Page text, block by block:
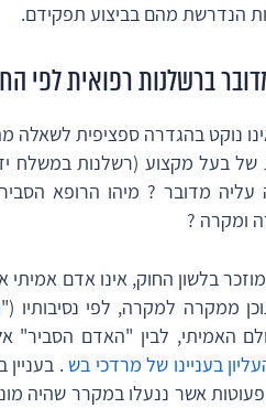
הנדרשת מהם בביצוע תפקידם.
ברשלנות רפואית לפי
אינו נוקט בהגדרה ספציפית
של בעל מקצוע (רשלנות במשלח
מדובר ? מיהו הרופא
ומקרה ?
בלשון החוק, אינו אדם אמיתי
ממקרה למקרה, לפי נסיבותיו ("
האמיתי, לבין "האדם הסביר"
בעניינו של מרדכי בש .
אשר ננעלו במקרר שהיה